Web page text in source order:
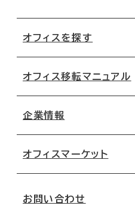
オフィスを探す
地図から探す
路線・駅から探す
オフィス移転マニュアル
移転コストシミュレーション
移転スケジュール
オフィス移転Q&A
企業情報
オフィスマーケット
お問い合わせ